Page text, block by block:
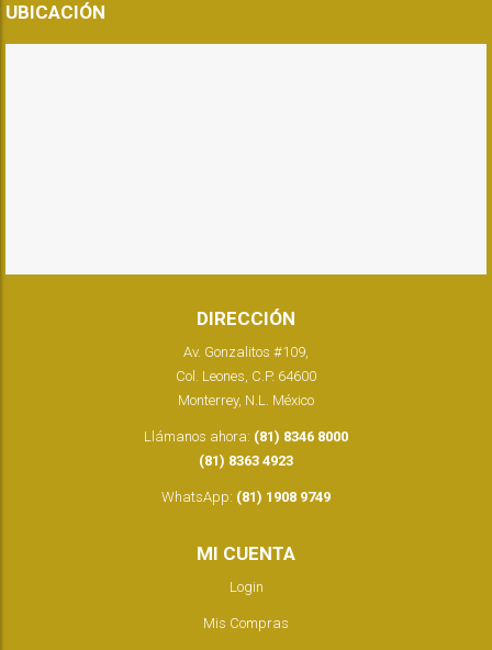
UBICACIÓN
DIRECCIÓN
Av. Gonzalitos #109,
Col. Leones, C.P. 64600
Monterrey, N.L. México
Llámanos ahora: (81) 8346 8000
(81) 8363 4923
WhatsApp: (81) 1908 9749
MI CUENTA
Login
Mis Compras